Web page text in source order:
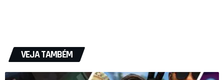
VEJA TAMBÉM